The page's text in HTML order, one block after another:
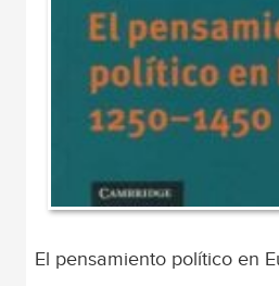
El pensamiento político en